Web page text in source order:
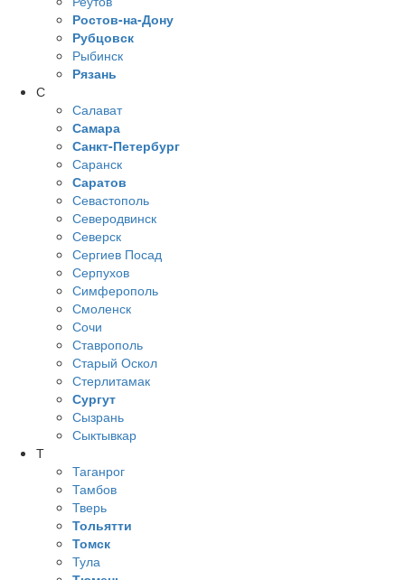
Ростов-на-Дону
Рубцовск
Рыбинск
Рязань
С
Салават
Самара
Санкт-Петербург
Саранск
Саратов
Севастополь
Северодвинск
Северск
Сергиев Посад
Серпухов
Симферополь
Смоленск
Сочи
Ставрополь
Старый Оскол
Стерлитамак
Сургут
Сызрань
Сыктывкар
Т
Таганрог
Тамбов
Тверь
Тольятти
Томск
Тула